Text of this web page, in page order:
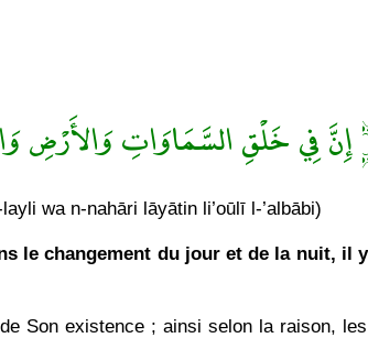
فِي خَلْقِ السَّمَاوَاتِ وَالأَرْضِ
wa n-nahāri lāyātin li’oūlī l-’albābi)
le changement du jour et de la nuit, il
Son existence ; ainsi selon la raison,